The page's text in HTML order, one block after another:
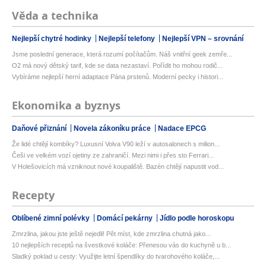
Věda a technika
Nejlepší chytré hodinky Nejlepší telefony Nejlepší VPN – srovnání
Jsme poslední generace, která rozumí počítačům. Náš vnitřní geek zemře...
O2 má nový dětský tarif, kde se data nezastaví. Pořídit ho mohou rodič...
Vybíráme nejlepší herní adaptace Pána prstenů. Moderní pecky i histori...
Ekonomika a byznys
Daňové přiznání Novela zákoníku práce Nadace EPCG
Že lidé chtějí kombíky? Luxusní Volva V90 leží v autosalonech s milion...
Češi ve velkém vozí ojetiny ze zahraničí. Mezi nimi i přes sto Ferrari...
V Holešovicích má vzniknout nové koupaliště. Bazén chtějí napustit vod...
Recepty
Oblíbené zimní polévky Domácí pekárny Jídlo podle horoskopu
Zmrzlina, jakou jste ještě nejedli! Pět míst, kde zmrzlina chutná jako...
10 nejlepších receptů na švestkové koláče: Přenesou vás do kuchyně u b...
Sladký poklad u cesty: Využijte letní špendlíky do tvarohového koláče,...